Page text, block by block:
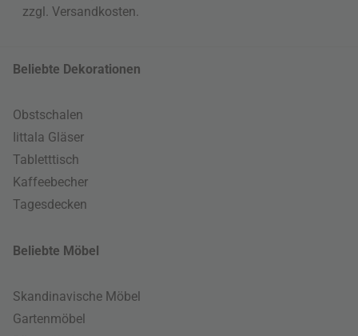
zzgl. Versandkosten
Beliebte Dekorationen
Obstschalen
Iittala Gläser
Tabletttisch
Kaffeebecher
Tagesdecken
Beliebte Möbel
Skandinavische Möbel
Gartenmöbel